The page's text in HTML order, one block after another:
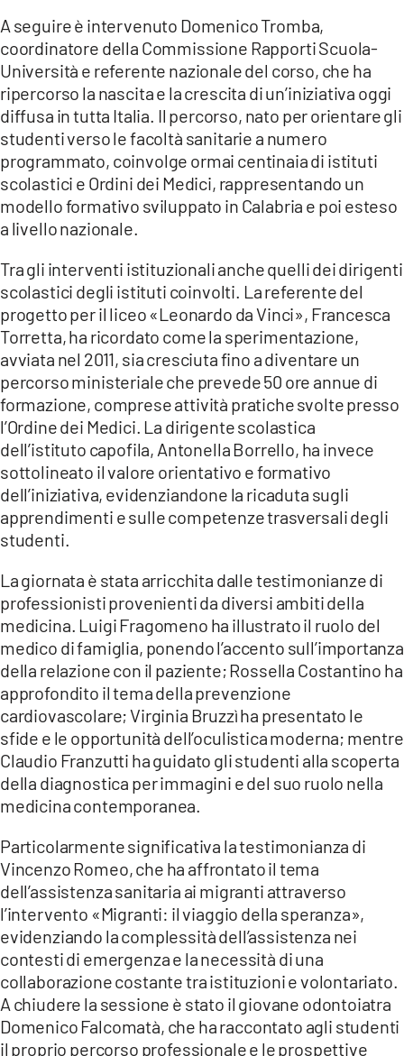
CATANZAROCHANNEL.IT
LACAPITALENEWS.IT
App
APPLE
A seguire è intervenuto Domenico Tromba,
coordinatore della Commissione Rapporti Scuola-
Università e referente nazionale del corso, che ha
ripercorso la nascita e la crescita di un’iniziativa oggi
diffusa in tutta Italia. Il percorso, nato per orientare gli
studenti verso le facoltà sanitarie a numero
programmato, coinvolge ormai centinaia di istituti
scolastici e Ordini dei Medici, rappresentando un
modello formativo sviluppato in Calabria e poi esteso
a livello nazionale.
Tra gli interventi istituzionali anche quelli dei dirigenti
scolastici degli istituti coinvolti. La referente del
progetto per il liceo «Leonardo da Vinci», Francesca
Torretta, ha ricordato come la sperimentazione,
avviata nel 2011, sia cresciuta fino a diventare un
percorso ministeriale che prevede 50 ore annue di
formazione, comprese attività pratiche svolte presso
l’Ordine dei Medici. La dirigente scolastica
dell’istituto capofila, Antonella Borrello, ha invece
sottolineato il valore orientativo e formativo
dell’iniziativa, evidenziandone la ricaduta sugli
apprendimenti e sulle competenze trasversali degli
studenti.
La giornata è stata arricchita dalle testimonianze di
professionisti provenienti da diversi ambiti della
medicina. Luigi Fragomeno ha illustrato il ruolo del
medico di famiglia, ponendo l’accento sull’importanza
della relazione con il paziente; Rossella Costantino ha
approfondito il tema della prevenzione
cardiovascolare; Virginia Bruzzì ha presentato le
sfide e le opportunità dell’oculistica moderna; mentre
Claudio Franzutti ha guidato gli studenti alla scoperta
della diagnostica per immagini e del suo ruolo nella
medicina contemporanea.
Particolarmente significativa la testimonianza di
Vincenzo Romeo, che ha affrontato il tema
dell’assistenza sanitaria ai migranti attraverso
l’intervento «Migranti: il viaggio della speranza»,
evidenziando la complessità dell’assistenza nei
contesti di emergenza e la necessità di una
collaborazione costante tra istituzioni e volontariato.
A chiudere la sessione è stato il giovane odontoiatra
Domenico Falcomatà, che ha raccontato agli studenti
il proprio percorso professionale e le prospettive